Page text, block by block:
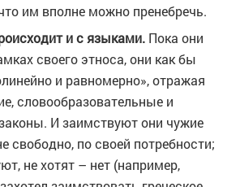
им вполне можно пренебречь.
и с языками. Пока они
своего этноса, они как бы
и равномерно», отражая
словообразовательные и
И заимствуют они чужие
свободно, по своей потребности;
не хотят – нет (например,